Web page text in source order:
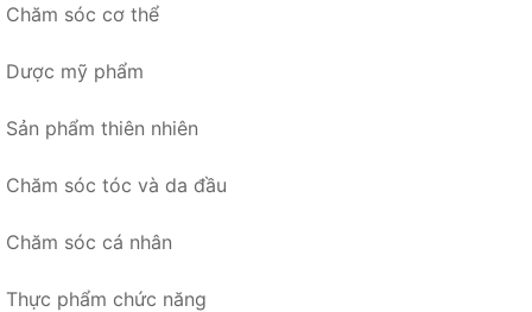
Chăm sóc cơ thể
Dược mỹ phẩm
Sản phẩm thiên nhiên
Chăm sóc tóc và da đầu
Chăm sóc cá nhân
Thực phẩm chức năng